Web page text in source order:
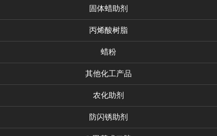
固体蜡助剂
丙烯酸树脂
蜡粉
其他化工产品
农化助剂
防闪锈助剂